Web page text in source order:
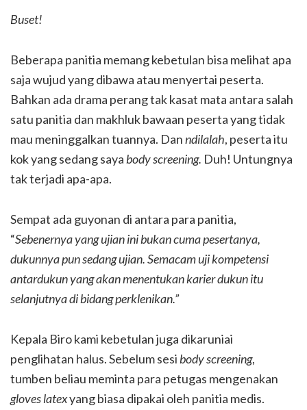
Buset!
Beberapa panitia memang kebetulan bisa melihat apa
saja wujud yang dibawa atau menyertai peserta.
Bahkan ada drama perang tak kasat mata antara salah
satu panitia dan makhluk bawaan peserta yang tidak
mau meninggalkan tuannya. Danndilalah, peserta itu
kok yang sedang saya body screening. Duh! Untungnya
tak terjadi apa-apa.
Sempat ada guyonan di antara para panitia,
“Sebenernya yang ujian ini bukan cuma pesertanya,
dukunnya pun sedang ujian. Semacam uji kompetensi
antardukun yang akan menentukan karier dukun itu
selanjutnya di bidang perklenikan.”
Kepala Biro kami kebetulan juga dikaruniai
penglihatan halus. Sebelum sesi body screening,
tumben beliau meminta para petugas mengenakan
gloves latexyang biasa dipakai oleh panitia medis.